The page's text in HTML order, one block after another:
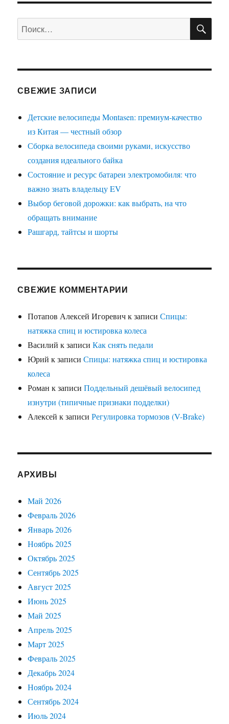
Искать:
СВЕЖИЕ ЗАПИСИ
Детские велосипеды Montasen: премиум-качество
из Китая — честный обзор
Сборка велосипеда своими руками, искусство
создания идеального байка
Состояние и ресурс батареи электромобиля: что
важно знать владельцу EV
Выбор беговой дорожки: как выбрать, на что
обращать внимание
Рашгард, тайтсы и шорты
СВЕЖИЕ КОММЕНТАРИИ
Потапов Алексей Игоревичк записиСпицы:
натяжка спиц и юстировка колеса
Василий к записиКак снять педали
Юрий к записиСпицы: натяжка спиц и юстировка
колеса
Роман к записиПоддельный дешёвый велосипед
изнутри (типичные признаки подделки)
Алексей к записиРегулировка тормозов (V-Brake)
АРХИВЫ
Май 2026
Февраль 2026
Январь 2026
Ноябрь 2025
Октябрь 2025
Сентябрь 2025
Август 2025
Июнь 2025
Май 2025
Апрель 2025
Март 2025
Февраль 2025
Декабрь 2024
Ноябрь 2024
Сентябрь 2024
Июль 2024